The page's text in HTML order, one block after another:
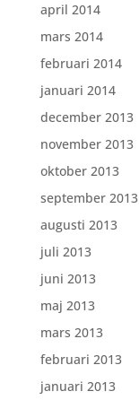
april 2014
mars 2014
februari 2014
januari 2014
december 2013
november 2013
oktober 2013
september 2013
augusti 2013
juli 2013
juni 2013
maj 2013
mars 2013
februari 2013
januari 2013